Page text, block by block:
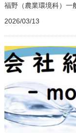
福野（農業環境科）
2026/03/13